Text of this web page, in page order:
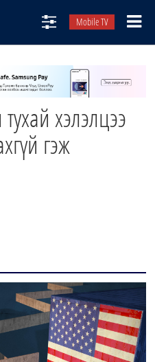
Mobile TV
хэлэлцээ
гэж